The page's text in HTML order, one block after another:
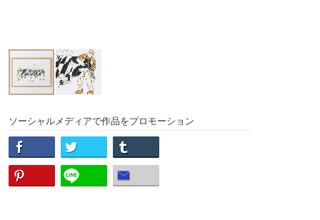
ソーシャルメディアで作品をプロモーション